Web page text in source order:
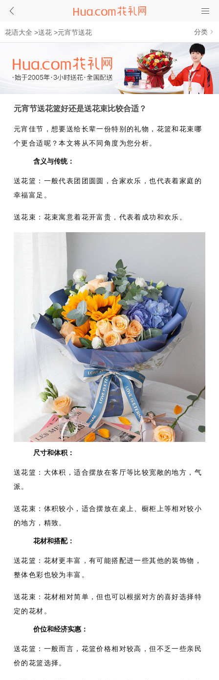
花语大全 >送花 >元宵节送花 分类
元宵节送花篮好还是送花束比较合适？
元宵佳节，想要送给长辈一份特别的礼物，花篮和花束哪
个更合适呢？本文将从不同角度为您分析。
含义与传统：
送花篮：一般代表团团圆圆，合家欢乐，也代表着家庭的
幸福富足。
送花束：花束寓意着花开富贵，代表着成功和欢乐。
尺寸和体积：
送花篮：大体积，适合摆放在客厅等比较宽敞的地方，气
派。
送花束：体积较小，适合摆放在桌上、橱柜上等相对较小
的地方，精致。
花材和搭配：
送花篮：花材更丰富，有可能搭配进一些其他的装饰物，
整体色彩也较为丰富。
送花束：花材相对简单，但也可以根据对方的喜好选择特
定的花材。
价位和经济实惠：
送花篮：一般而言，花篮价格相对较高，但不乏一些亲民
价的花篮选择。